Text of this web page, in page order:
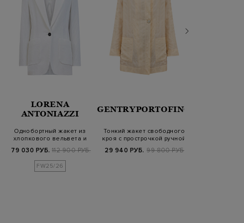
LORENA
ANTONIAZZI
Однобортный жакет из
хлопкового вельвета и
79 030 РУБ. 112 900 РУБ.
FW25/26
GENTRYPORTOFINO
Тонкий жакет свободного
кроя с прострочкой ручной
29 940 РУБ. 99 800 РУБ.